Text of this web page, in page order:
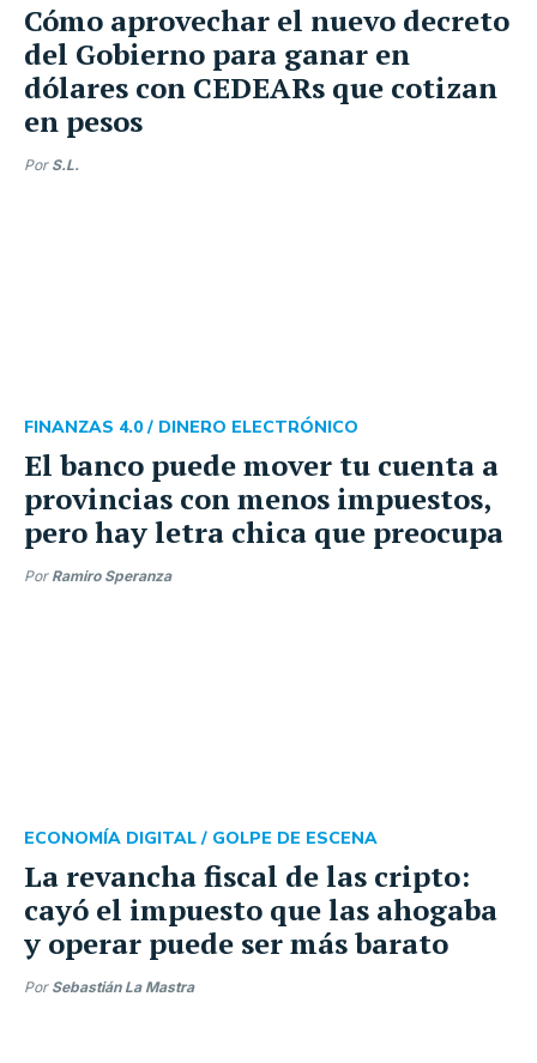
Cómo aprovechar el nuevo decreto
del Gobierno para ganar en
dólares con CEDEARs que cotizan
en pesos
Por S.L.
El banco puede mover tu cuenta a
provincias con menos impuestos,
pero hay letra chica que preocupa
FINANZAS 4.0 / DINERO ELECTRÓNICO
Por Ramiro Speranza
La revancha fiscal de las cripto:
cayó el impuesto que las ahogaba
y operar puede ser más barato
ECONOMÍA DIGITAL / GOLPE DE ESCENA
Por Sebastián La Mastra